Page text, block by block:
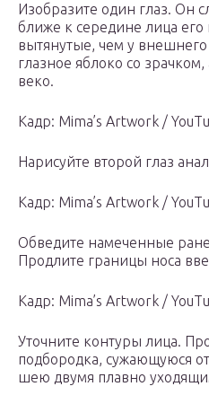
Изобразите один глаз. Он
ближе к середине лица
вытянутые, чем у
глазное яблоко со
веко.
Кадр: Mima’s Artwork /
Нарисуйте второй глаз
Кадр: Mima’s Artwork /
Обведите намеченные
Продлите границы носа
Кадр: Mima’s Artwork /
Уточните контуры лица.
подбородка, сужающуюся
шею двумя плавно